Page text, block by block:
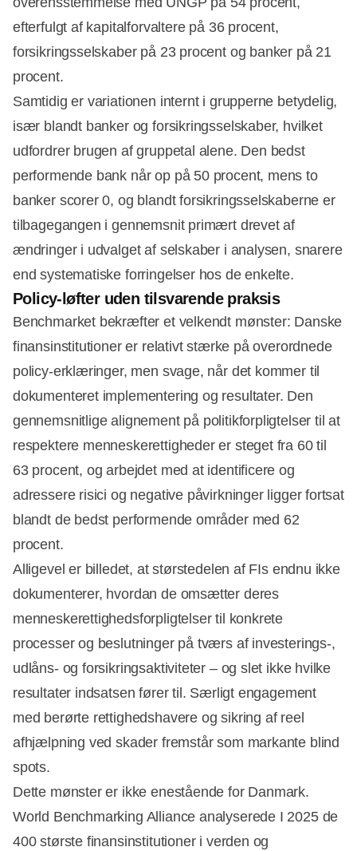
efterfulgt af kapitalforvaltere på 36 procent,
forsikringsselskaber på 23 procent og banker på 21
procent. ​
Samtidig er variationen internt i grupperne betydelig,
især blandt banker og forsikringsselskaber, hvilket
udfordrer brugen af gruppetal alene. Den bedst
performende bank når op på 50 procent, mens to
banker scorer 0, og blandt forsikringsselskaberne er
tilbagegangen i gennemsnit primært drevet af
ændringer i udvalget af selskaber i analysen, snarere
end systematiske forringelser hos de enkelte.
Policy‑løfter uden tilsvarende praksis
Benchmarket bekræfter et velkendt mønster: Danske
finansinstitutioner er relativt stærke på overordnede
policy‑erklæringer, men svage, når det kommer til
dokumenteret implementering og resultater. Den
gennemsnitlige alignement på politikforpligtelser til at
respektere menneskerettigheder er steget fra 60 til
63 procent, og arbejdet med at identificere og
adressere risici og negative påvirkninger ligger fortsat
blandt de bedst performende områder med 62
procent.
Alligevel er billedet, at størstedelen af FIs endnu ikke
dokumenterer, hvordan de omsætter deres
menneskerettighedsforpligtelser til konkrete
processer og beslutninger på tværs af investerings‑,
udlåns‑ og forsikringsaktiviteter – og slet ikke hvilke
resultater indsatsen fører til. Særligt engagement
med berørte rettighedshavere og sikring af reel
afhjælpning ved skader fremstår som markante blind
spots.
Dette mønster er ikke enestående for Danmark.
World Benchmarking Alliance analyserede I 2025 de
400 største finansinstitutioner i verden og